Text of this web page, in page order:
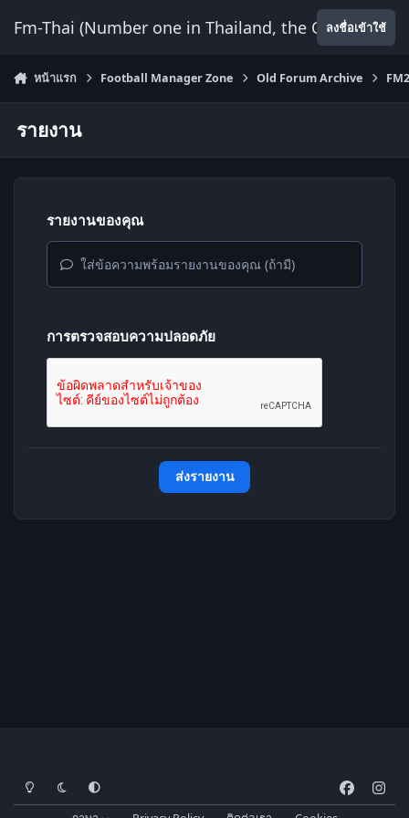
Fm-Thai (Number one in Thailand, the Onlyลงชื่อเข้าใช้
หน้าแรก Football Manager Zone Old Forum Archive
รายงาน
รายงานของคุณ
ใส่ข้อความพร้อมรายงานของคุณ (ถ้ามี)
การตรวจสอบความปลอดภัย
ส่งรายงาน
โหมดสว่างโหมดมืด การตั้งค่าระบบ
a
n